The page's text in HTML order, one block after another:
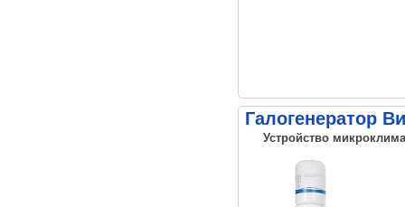
Галогенератор
Устройство